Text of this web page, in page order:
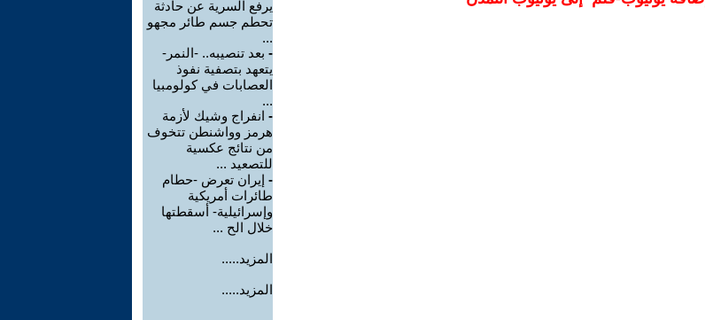
يرفع السرية عن حادثة
تحطم جسم طائر مجهو
...
- بعد تنصيبه.. -النمر-
يتعهد بتصفية نفوذ
العصابات في كولومبيا
...
- انفراج وشيك لأزمة
هرمز وواشنطن تتخوف
من نتائج عكسية
للتصعيد ...
- إيران تعرض -حطام
طائرات أمريكية
وإسرائيلية- أسقطتها
خلال الح ...
المزيد.....
المزيد.....